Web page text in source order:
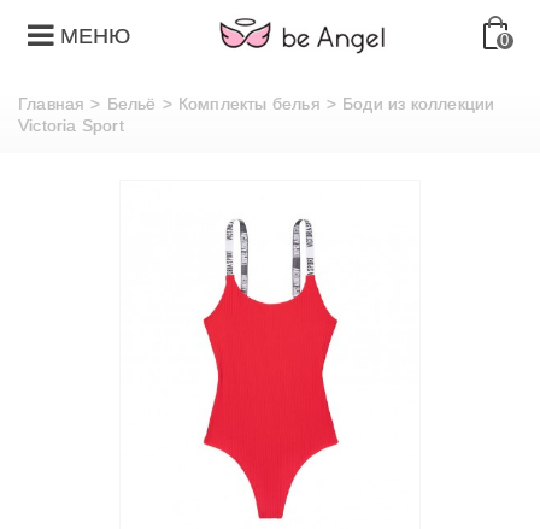
МЕНЮ 0
Главная > Бельё > Комплекты белья > Боди из коллекции
Victoria Sport